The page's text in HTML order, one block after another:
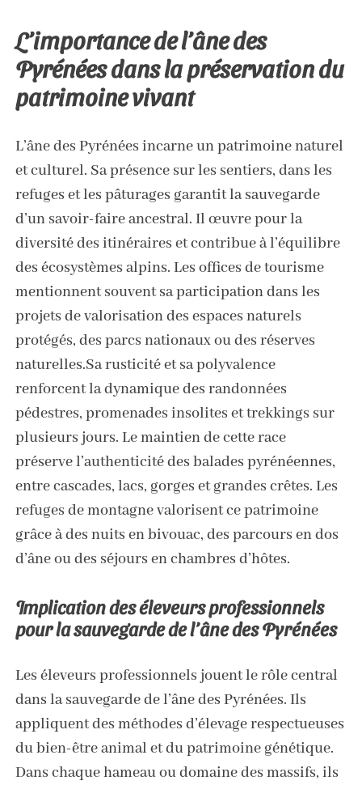
L’importance de l’âne des
Pyrénées dans la préservation du
patrimoine vivant
L’âne des Pyrénées incarne un patrimoine naturel
et culturel. Sa présence sur les sentiers, dans les
refuges et les pâturages garantit la sauvegarde
d’un savoir-faire ancestral. Il œuvre pour la
diversité des itinéraires et contribue à l’équilibre
des écosystèmes alpins. Les offices de tourisme
mentionnent souvent sa participation dans les
projets de valorisation des espaces naturels
protégés, des parcs nationaux ou des réserves
naturelles.Sa rusticité et sa polyvalence
renforcent la dynamique des randonnées
pédestres, promenades insolites et trekkings sur
plusieurs jours. Le maintien de cette race
préserve l’authenticité des balades pyrénéennes,
entre cascades, lacs, gorges et grandes crêtes. Les
refuges de montagne valorisent ce patrimoine
grâce à des nuits en bivouac, des parcours en dos
d’âne ou des séjours en chambres d’hôtes.
Implication des éleveurs professionnels
pour la sauvegarde de l’âne des Pyrénées
Les éleveurs professionnels jouent le rôle central
dans la sauvegarde de l’âne des Pyrénées. Ils
appliquent des méthodes d’élevage respectueuses
du bien-être animal et du patrimoine génétique.
Dans chaque hameau ou domaine des massifs, ils